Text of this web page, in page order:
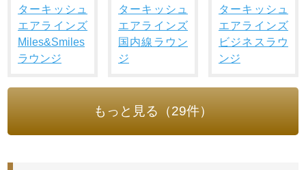
ターキッシュ
エアラインズ
Miles&Smiles
ラウンジ
ターキッシュ
エアラインズ
国内線ラウン
ジ
ターキッシュ
エアラインズ
ビジネスラウ
ンジ
もっと見る（29件）